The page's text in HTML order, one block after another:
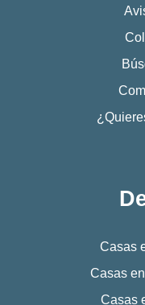
Casas
Casas
Casas